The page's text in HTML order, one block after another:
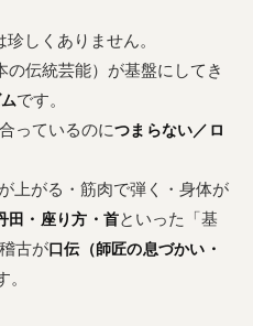
しくありません。
伝統芸能）が基盤にしてき
です。
っているのにつまらない／ロ
上がる・筋肉で弾く・身体が
田・座り方・首といった「基
古が口伝（師匠の息づかい・